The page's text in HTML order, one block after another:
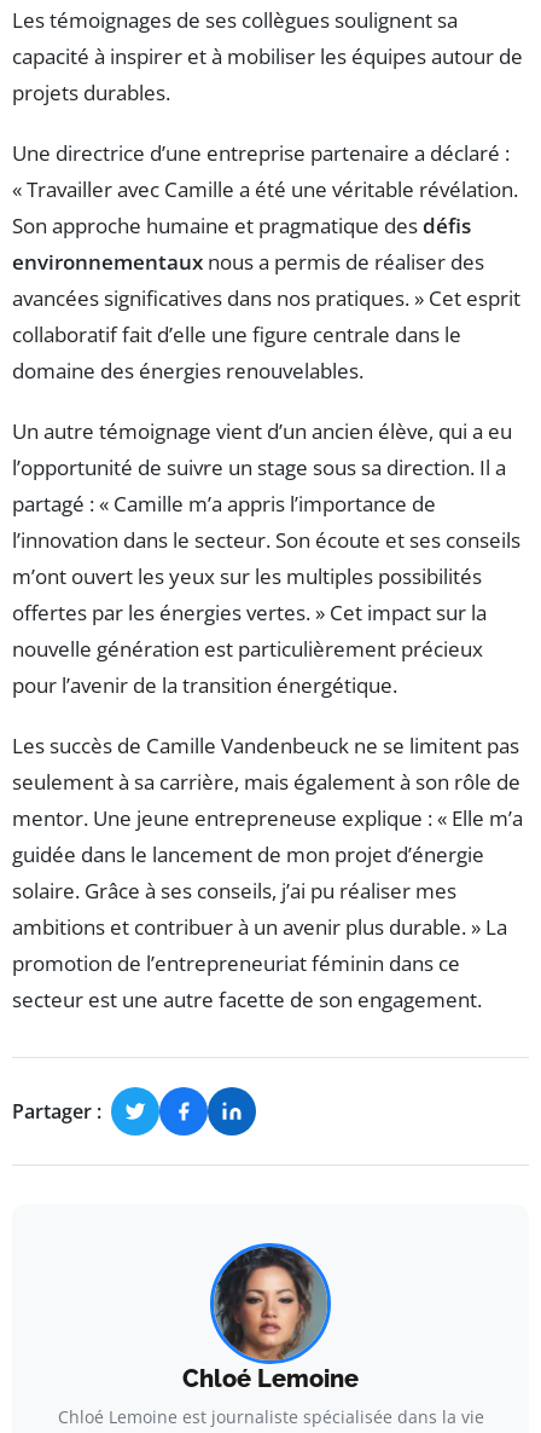
Les témoignages de ses collègues soulignent sa
capacité à inspirer et à mobiliser les équipes autour de
projets durables.
Une directrice d’une entreprise partenaire a déclaré :
« Travailler avec Camille a été une véritable révélation.
Son approche humaine et pragmatique desdéfis
environnementaux nous a permis de réaliser des
avancées significatives dans nos pratiques. » Cet esprit
collaboratif fait d’elle une figure centrale dans le
domaine des énergies renouvelables.
Un autre témoignage vient d’un ancien élève, qui a eu
l’opportunité de suivre un stage sous sa direction. Il a
partagé : « Camille m’a appris l’importance de
l’innovation dans le secteur. Son écoute et ses conseils
m’ont ouvert les yeux sur les multiples possibilités
offertes par les énergies vertes. » Cet impact sur la
nouvelle génération est particulièrement précieux
pour l’avenir de la transition énergétique.
Les succès de Camille Vandenbeuck ne se limitent pas
seulement à sa carrière, mais également à son rôle de
mentor. Une jeune entrepreneuse explique : « Elle m’a
guidée dans le lancement de mon projet d’énergie
solaire. Grâce à ses conseils, j’ai pu réaliser mes
ambitions et contribuer à un avenir plus durable. » La
promotion de l’entrepreneuriat féminin dans ce
secteur est une autre facette de son engagement.
Partager :
Chloé Lemoine
Chloé Lemoine est journaliste spécialisée dans la vie